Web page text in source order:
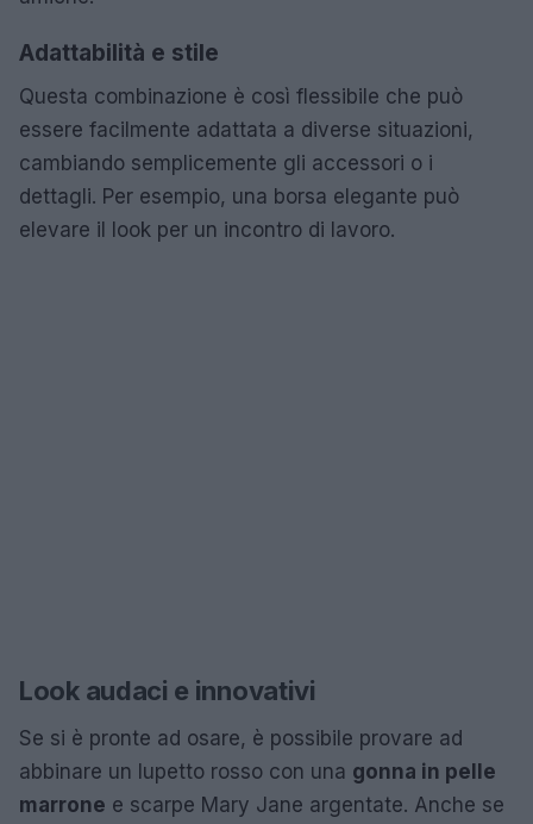
Adattabilità e stile
Questa combinazione è così flessibile che può
essere facilmente adattata a diverse situazioni,
cambiando semplicemente gli accessori o i
dettagli. Per esempio, una borsa elegante può
elevare il look per un incontro di lavoro.
Look audaci e innovativi
Se si è pronte ad osare, è possibile provare ad
abbinare un lupetto rosso con una gonna in pelle
marrone e scarpe Mary Jane argentate. Anche se